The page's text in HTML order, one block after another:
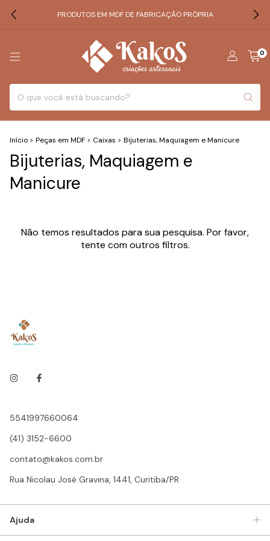
PRODUTOS EM MDF DE FABRICAÇÃO PRÓPRIA
0
Início > Peças em MDF > Caixas > Bijuterias, Maquiagem e Manicure
Bijuterias, Maquiagem e
Manicure
Não temos resultados para sua pesquisa. Por favor,
tente com outros filtros.
5541997660064
(41) 3152-6600
contato@kakos.com.br
Rua Nicolau José Gravina, 1441, Curitiba/PR
Ajuda